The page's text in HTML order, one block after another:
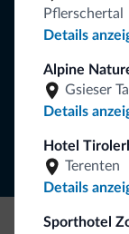
Pflerschertal
Details
Alpine
Gsieser Tal
Details
Hotel
Terenten
Details
Sporthotel